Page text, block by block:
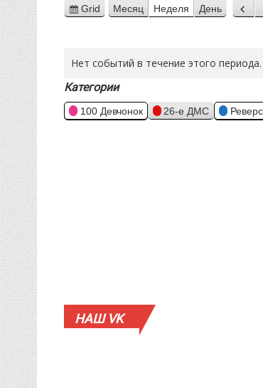
View
Grid Месяц Неделя День
Нет событий в течение этого периода.
Категории
100 Девчонок 26-е ДМС Реверс
НАШVK